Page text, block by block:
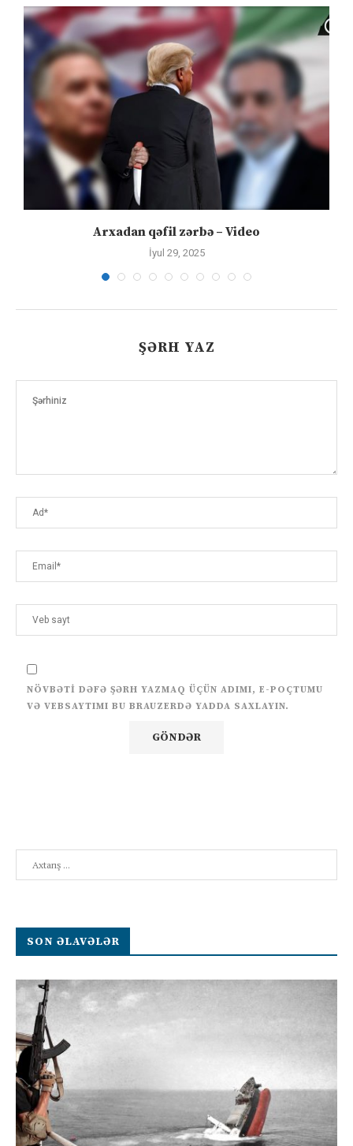
Arxadan qəfil zərbə – Video
İyul 29, 2025
ŞƏRH YAZ
NÖVBƏTI DƏFƏ ŞƏRH YAZMAQ ÜÇÜN ADIMI, E-POÇTUMU
VƏ VEBSAYTIMI BU BRAUZERDƏ YADDA SAXLAYIN.
SON ƏLAVƏLƏR